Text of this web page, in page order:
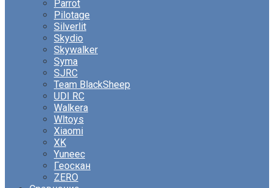
Parrot
Pilotage
Silverlit
Skydio
Skywalker
Syma
SJRC
Team BlackSheep
UDI RC
Walkera
Wltoys
Xiaomi
XK
Yuneec
Геоскан
ZERO